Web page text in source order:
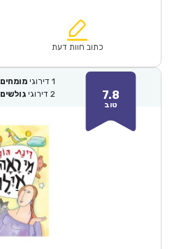
₪57.00.
הוא:
כתוב חוות דעת
7.8
טוב
1 דירוגי מומחים
2 דירוגי גולשים